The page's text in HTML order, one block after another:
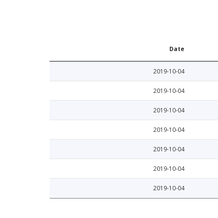
Date
2019-10-04
2019-10-04
2019-10-04
2019-10-04
2019-10-04
2019-10-04
2019-10-04